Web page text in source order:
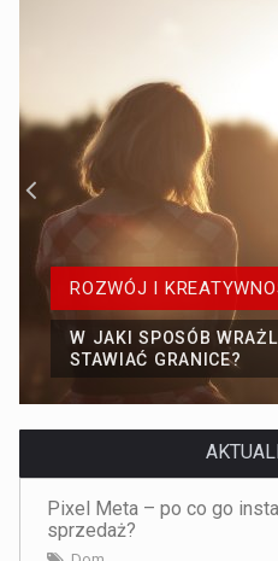
ROZWÓJ I
W JAKI SPOSÓB
STAWIAĆ GRANICE?
Pixel Meta – po co go
sprzedaż?